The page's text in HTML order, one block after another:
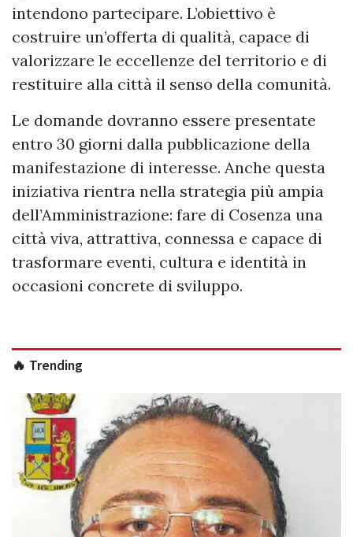
intendono partecipare. L’obiettivo è
costruire un’offerta di qualità, capace di
valorizzare le eccellenze del territorio e di
restituire alla città il senso della comunità.
Le domande dovranno essere presentate
entro 30 giorni dalla pubblicazione della
manifestazione di interesse. Anche questa
iniziativa rientra nella strategia più ampia
dell’Amministrazione: fare di Cosenza una
città viva, attrattiva, connessa e capace di
trasformare eventi, cultura e identità in
occasioni concrete di sviluppo.
🔥 Trending